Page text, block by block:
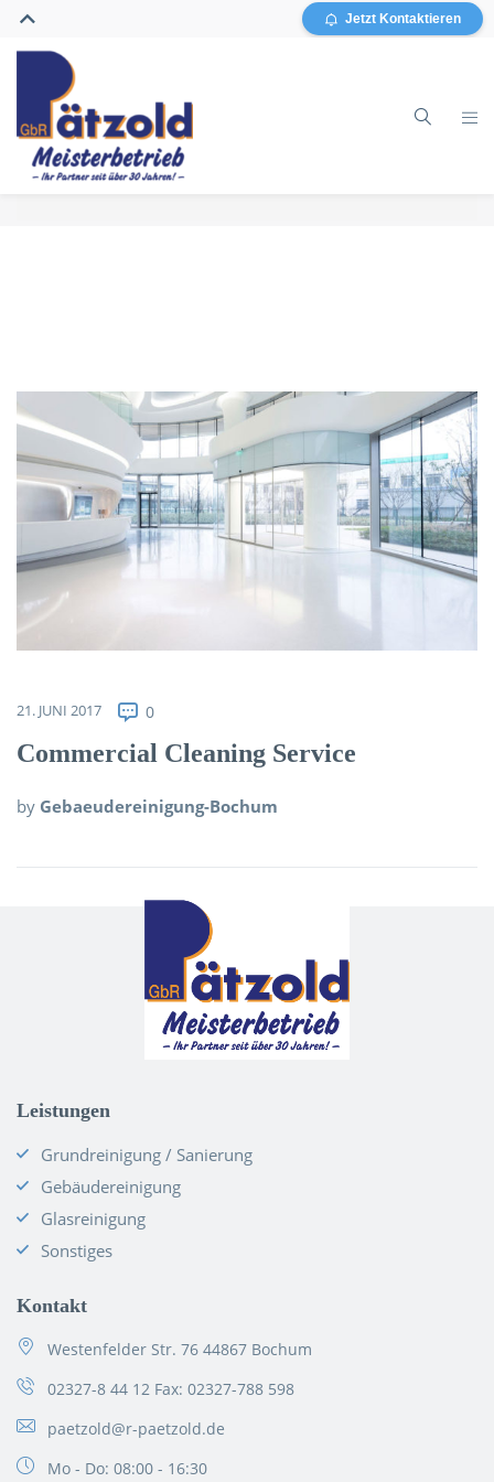
Jetzt Kontaktieren
Grundreinigung / Sanierung
Sonstiges
Über uns
Kontakt
21. JUNI 2017 0
Commercial Cleaning Service
by Gebaeudereinigung-Bochum
Leistungen
Grundreinigung / Sanierung
Gebäudereinigung
Glasreinigung
Sonstiges
Kontakt
Westenfelder Str. 76 44867 Bochum
02327-8 44 12 Fax: 02327-788 598
paetzold@r-paetzold.de
Mo - Do: 08:00 - 16:30